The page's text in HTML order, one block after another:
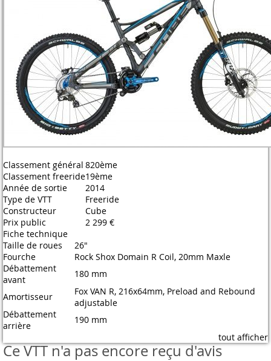
Classement général 820ème
Classement freeride19ème
Année de sortie
2014
Type de VTT
Freeride
Constructeur
Cube
Prix public
2 299 €
Fiche technique
Taille de roues
26"
Fourche
Rock Shox Domain R Coil, 20mm Maxle
Débattement
avant
180 mm
Amortisseur
Fox VAN R, 216x64mm, Preload and Rebound
adjustable
Débattement
arrière
190 mm
tout afficher
Ce VTT n'a pas encore reçu d'avis